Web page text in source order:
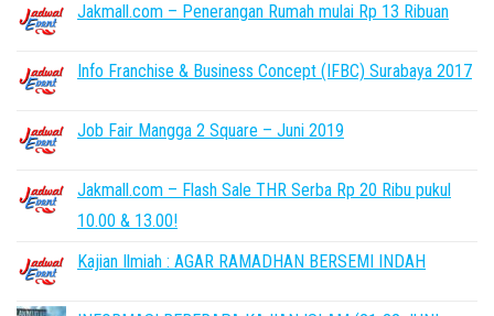
Jakmall.com – Penerangan Rumah mulai Rp 13 Ribuan
Info Franchise & Business Concept (IFBC) Surabaya 2017
Job Fair Mangga 2 Square – Juni 2019
Jakmall.com – Flash Sale THR Serba Rp 20 Ribu pukul
10.00 & 13.00!
Kajian Ilmiah : AGAR RAMADHAN BERSEMI INDAH